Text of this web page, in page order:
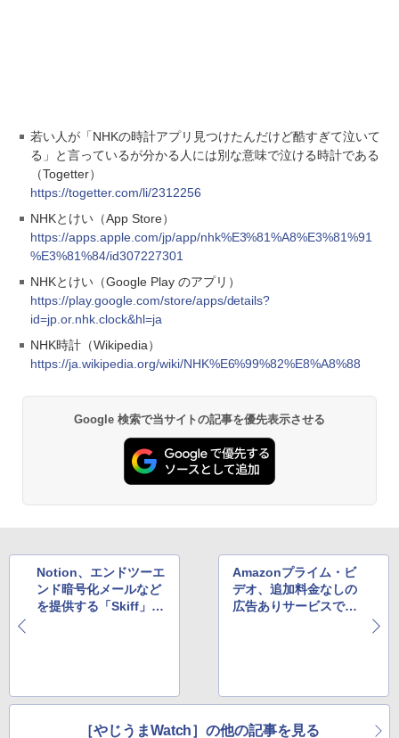
若い人が「NHKの時計アプリ見つけたんだけど酷すぎて泣いて
る」と言っているが分かる人には別な意味で泣ける時計である
（Togetter）
https://togetter.com/li/2312256
NHKとけい（App Store）
https://apps.apple.com/jp/app/nhk%E3%81%A8%E3%81%91
%E3%81%84/id307227301
NHKとけい（Google Play のアプリ）
https://play.google.com/store/apps/details?
id=jp.or.nhk.clock&hl=ja
NHK時計（Wikipedia）
https://ja.wikipedia.org/wiki/NHK%E6%99%82%E8%A8%88
Google 検索で当サイトの記事を優先表示させる
Notion、エンドツーエ
ンド暗号化メールなど
を提供する「Skiff」を
Amazonプライム・ビ
デオ、追加料金なしの
広告ありサービスでは
［やじうまWatch］の他の記事を見る